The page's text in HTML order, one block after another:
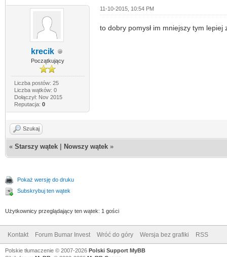
krecik
Początkujący
Liczba postów: 25
Liczba wątków: 0
Dołączył: Nov 2015
Reputacja: 0
11-10-2015, 10:54 PM
to dobry pomysł im mniejszy tym lepiej
Szukaj
« Starszy wątek Nowszy wątek »
Pokaż wersję do druku
Subskrybuj ten wątek
Użytkownicy przeglądający ten wątek: 1 gości
Kontakt Forum Bumar Invest Wróć do góry Wersja bez grafiki RSS
Polskie tłumaczenie © 2007-2026 Polski Support MyBB